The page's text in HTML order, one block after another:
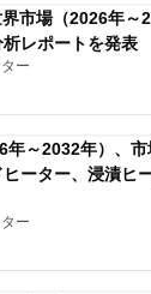
市場（2026年～
析レポートを発表
ー
～2032年）、
ーター、浸漬ヒ
ー